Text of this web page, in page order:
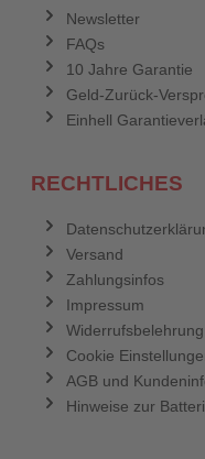
Newsletter
FAQs
10 Jahre Garantie
Geld-Zurück-
Einhell
RECHTLICHES
Versand
Zahlungsinfos
Impressum
Widerrufsbelehrung
Cookie
AGB und
Hinweise zur